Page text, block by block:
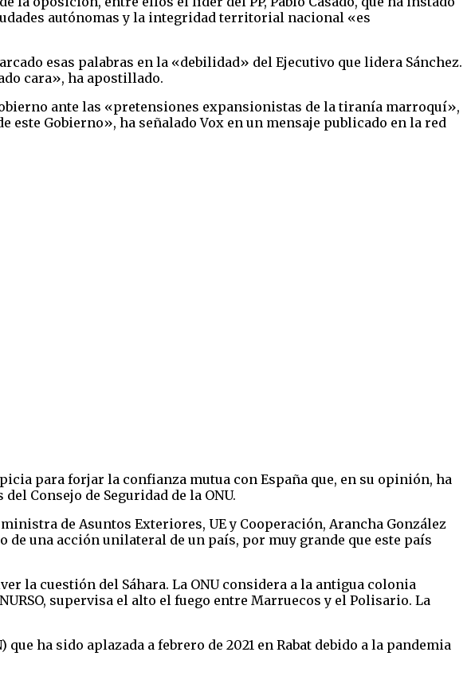
autónomas y la integridad territorial nacional «es
esas palabras en la «debilidad» del Ejecutivo que lidera Sánchez.
cara», ha apostillado.
ante las «pretensiones expansionistas de la tiranía marroquí»,
Gobierno», ha señalado Vox en un mensaje publicado en la red
para forjar la confianza mutua con España que, en su opinión, ha
Consejo de Seguridad de la ONU.
de Asuntos Exteriores, UE y Cooperación, Arancha González
de una acción unilateral de un país, por muy grande que este país
la cuestión del Sáhara. La ONU considera a la antigua colonia
supervisa el alto el fuego entre Marruecos y el Polisario. La
ha sido aplazada a febrero de 2021 en Rabat debido a la pandemia